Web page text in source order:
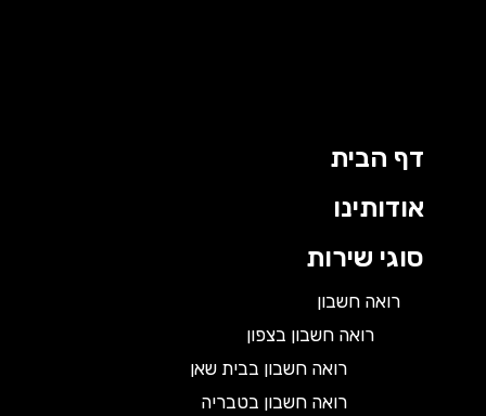
דף הבית
אודותינו
סוגי שירות
רואה חשבון
רואה חשבון בצפון
רואה חשבון בבית שאן
רואה חשבון בטבריה